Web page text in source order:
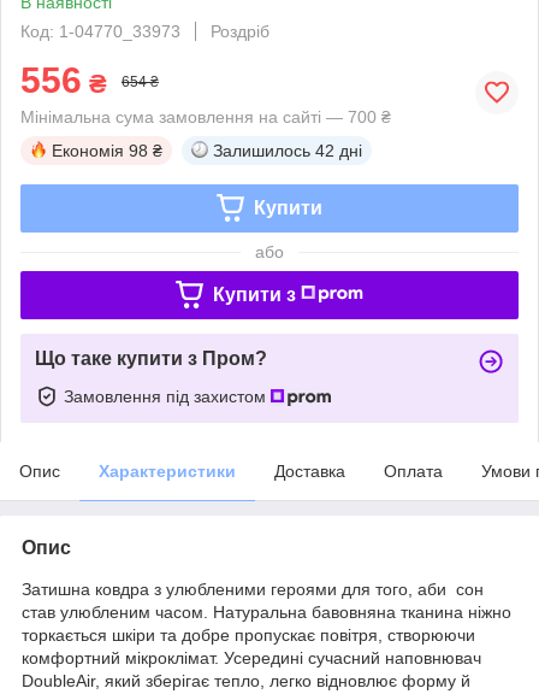
Код: 1-04770_33973
Роздріб
556 ₴ 654 ₴
Мінімальна сума замовлення на сайті — 700 ₴
Економія 98 ₴ Залишилось 42 дні
Купити
або
Купити з
Що таке купити з Пром?
Замовлення під захистом
Опис Характеристики Доставка Оплата Умови
Опис
Затишна ковдра з улюбленими героями для того, аби сон
став улюбленим часом. Натуральна бавовняна тканина ніжно
торкається шкіри та добре пропускає повітря, створюючи
комфортний мікроклімат. Усередині сучасний наповнювач
DoubleAir, який зберігає тепло, легко відновлює форму й